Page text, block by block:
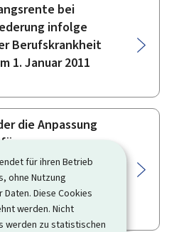
für ihren Betrieb
ohne Nutzung
Diese Cookies
werden. Nicht
werden zu statistischen
bei
infolge
Berufskrankheit
1. Januar 2011
die Anpassung
infolge eines
1. Januar 2011